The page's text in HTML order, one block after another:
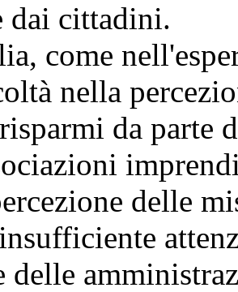
dai cittadini.
come
nella
da parte
delle
delle